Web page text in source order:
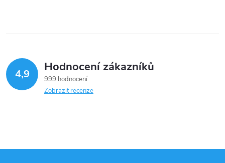
4,9 Hodnocení zákazníků
999 hodnocení
Zobrazit recenze